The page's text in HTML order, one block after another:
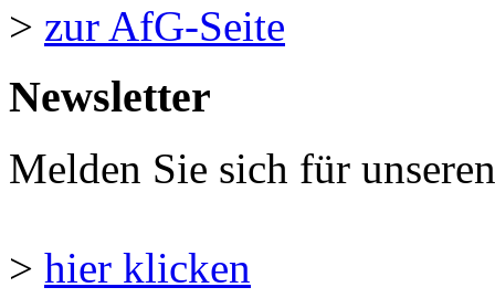
> zur AfG-Seite
Newsletter
Melden Sie sich für
> hier klicken